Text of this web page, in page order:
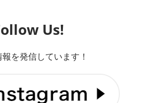
Us!
報を発信しています！